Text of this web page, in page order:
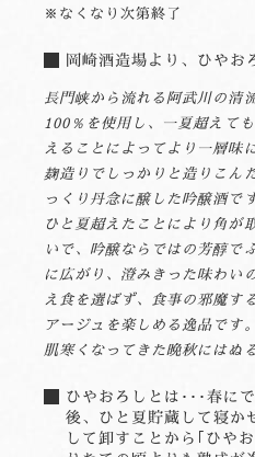
※なくなり次第終了
岡崎酒造場より、ひやお
長門峡から流れる阿武川の清
100％を使用し、一夏超えて
えることによってより一層味
麹造りでしっかりと造りこん
っくり丹念に醸した吟醸酒です
ひと夏超えたことにより角が
いで、吟醸ならではの芳醇で
に広がり、澄みきった味わい
え食を選ばず、食事の邪魔す
アージュを楽しめる逸品です。
肌寒くなってきた晩秋にはぬ
ひやおろしとは･･･春に
後、ひと夏貯蔵して寝
して卸すことから｢ひや